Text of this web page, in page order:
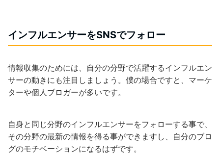
インフルエンサーをSNSでフォロー
情報収集のためには、自分の分野で活躍するインフルエン
サーの動きにも注目しましょう。僕の場合ですと、マーケ
ターや個人ブロガーが多いです。
自身と同じ分野のインフルエンサーをフォローする事で、
その分野の最新の情報を得る事ができますし、自分のブロ
グのモチベーションになるはずです。